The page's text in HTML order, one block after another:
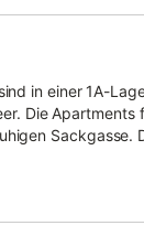
in einer 1A-
Doppel-